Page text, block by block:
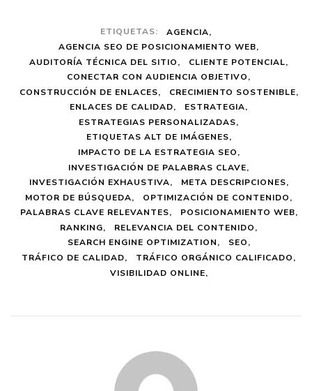
ETIQUETAS:
AGENCIA
AGENCIA SEO DE POSICIONAMIENTO WEB
AUDITORÍA TÉCNICA DEL SITIO
CLIENTE POTENCIAL
CONECTAR CON AUDIENCIA OBJETIVO
CONSTRUCCIÓN DE ENLACES
CRECIMIENTO SOSTENIBLE
ENLACES DE CALIDAD
ESTRATEGIA
ESTRATEGIAS PERSONALIZADAS
ETIQUETAS ALT DE IMÁGENES
IMPACTO DE LA ESTRATEGIA SEO
INVESTIGACIÓN DE PALABRAS CLAVE
INVESTIGACIÓN EXHAUSTIVA
META DESCRIPCIONES
MOTOR DE BÚSQUEDA
OPTIMIZACIÓN DE CONTENIDO
PALABRAS CLAVE RELEVANTES
POSICIONAMIENTO WEB
RANKING
RELEVANCIA DEL CONTENIDO
SEARCH ENGINE OPTIMIZATION
SEO
TRÁFICO DE CALIDAD
TRÁFICO ORGÁNICO CALIFICADO
VISIBILIDAD ONLINE